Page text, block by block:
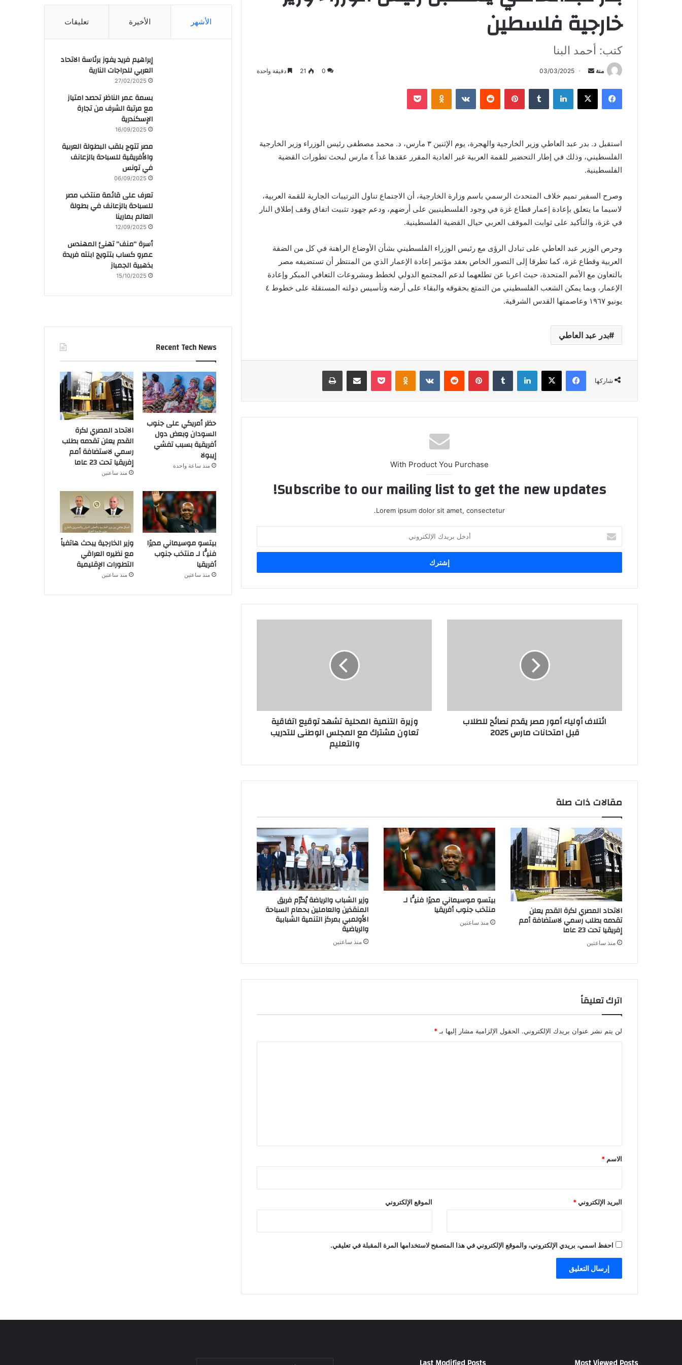
خارجية فلسطين
كتب: أحمد البنا
منة
أرسل
إلكترونيا
03/03/2025
0
21 دقيقة واحدة
فيسبوك X لينكدإن بينتيريست Odnoklassniki
بوكيت
استقبل د. بدر عبد العاطي وزير الخارجية والهجرة، يوم الإثنين ٣ مارس، د. محمد مصطفى رئيس الوزراء وزير الخارجية
الفلسطيني، وذلك في إطار التحضير للقمة العربية غير العادية المقرر عقدها غداً ٤ مارس لبحث تطورات القضية
الفلسطينية.
وصرح السفير تميم خلاف المتحدث الرسمي باسم وزارة الخارجية، أن الاجتماع تناول الترتيبات الجارية للقمة العربية،
لاسيما ما يتعلق بإعادة إعمار قطاع غزة في وجود الفلسطينيين على أرضهم، ودعم جهود تثبيت اتفاق وقف إطلاق النار
في غزة، والتأكيد على ثوابت الموقف العربي حيال القضية الفلسطينية.
وحرص الوزير عبد العاطي على تبادل الرؤى مع رئيس الوزراء الفلسطيني بشأن الأوضاع الراهنة في كل من الضفة
العربية وقطاع غزة، كما تطرقا إلى التصور الخاص بعقد مؤتمر إعادة الإعمار الذي من المنتظر أن تستضيفه مصر
بالتعاون مع الأمم المتحدة، حيث اعربا عن تطلعهما لدعم المجتمع الدولي لخطط ومشروعات التعافي المبكر وإعادة
الإعمار، وبما يمكن الشعب الفلسطيني من التمتع بحقوقه والبقاء على أرضه وتأسيس دولته المستقلة على خطوط ٤
يونيو ١٩٦٧ وعاصمتها القدس الشرقية.
بدر عبد العاطي
شاركها
فيسبوك X لينكدإن بينتيريست Odnoklassniki
بوكيت مشاركة عبر البريد طباعة
With Product You Purchase
Subscribe to our mailing list to get the new updates!
Lorem ipsum dolor sit amet, consectetur.
بريدك
الإلكتروني
ائتلاف أولياء أمور مصر يقدم نصائح للطلاب
قبل امتحانات مارس 2025
وزيرة التنمية المحلية تشهد توقيع اتفاقية
تعاون مشترك مع المجلس الوطنى للتدريب
والتعليم
مقالات ذات صلة
الاتحاد المصري لكرة القدم يعلن
تقدمه بطلب رسمي لاستضافة أمم
إفريقيا تحت 23 عاما
منذ ساعتين
بيتسو موسيماني مديرًا فنيًّا لـ
منتخب جنوب أفريقيا
منذ ساعتين
وزير الشباب والرياضة يُكرّم فريق
المنقذين والعاملين بحمام السباحة
الأولمبي بمركز التنمية الشبابية
والرياضية
منذ ساعتين
اترك تعليقاً
لن يتم نشر عنوان بريدك الإلكتروني. الحقول الإلزامية مشار إليها بـ *
*
الاسم *
البريد الإلكتروني* الموقع الإلكتروني
احفظ اسمي، بريدي الإلكتروني، والموقع الإلكتروني في هذا المتصفح لاستخدامها المرة المقبلة في تعليقي.
الأشهر الأخيرة تعليقات
إبراهيم فريد يفوز برئاسة الاتحاد
العربي للدراجات النارية
27/02/2025
بسمة عمر الناظر تحصد امتياز
مع مرتبة الشرف من تجارة
الإسكندرية
16/09/2025
مصر تتوج بلقب البطولة العربية
والأفريقية للسباحة بالزعانف
في تونس
06/09/2025
تعرف على قائمة منتخب مصر
للسباحة بالزعانف في بطولة
العالم بمارينا
12/09/2025
أسرة “منف” تهنئ المهندس
عمرو كساب بتتويج ابنته فريدة
بذهبية الجمباز
15/10/2025
Recent Tech News
حظر أمريكي على جنوب
السودان وبعض دول
أفريقية بسبب تفشي
إيبولا
منذ ساعة واحدة
الاتحاد المصري لكرة
القدم يعلن تقدمه بطلب
رسمي لاستضافة أمم
إفريقيا تحت 23 عاما
منذ ساعتين
بيتسو موسيماني مديرًا
فنيًّا لـ منتخب جنوب
أفريقيا
منذ ساعتين
وزير الخارجية يبحث هاتفياً
مع نظيره العراقي
التطورات الإقليمية
منذ ساعتين